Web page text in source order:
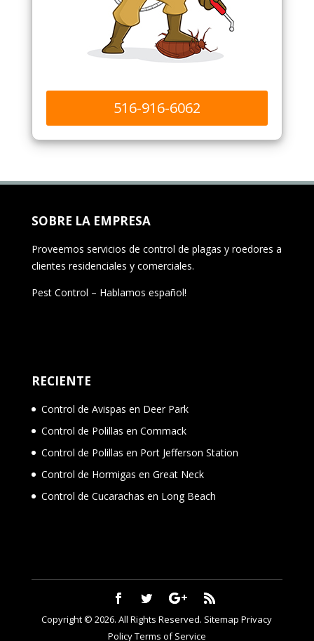
516-916-6062
SOBRE LA EMPRESA
Proveemos servicios de control de plagas y roedores a
clientes residenciales y comerciales.
Pest Control – Hablamos español!
RECIENTE
Control de Avispas en Deer Park
Control de Polillas en Commack
Control de Polillas en Port Jefferson Station
Control de Hormigas en Great Neck
Control de Cucarachas en Long Beach
Copyright © 2026. All Rights Reserved. Sitemap Privacy
PolicyTerms of Service